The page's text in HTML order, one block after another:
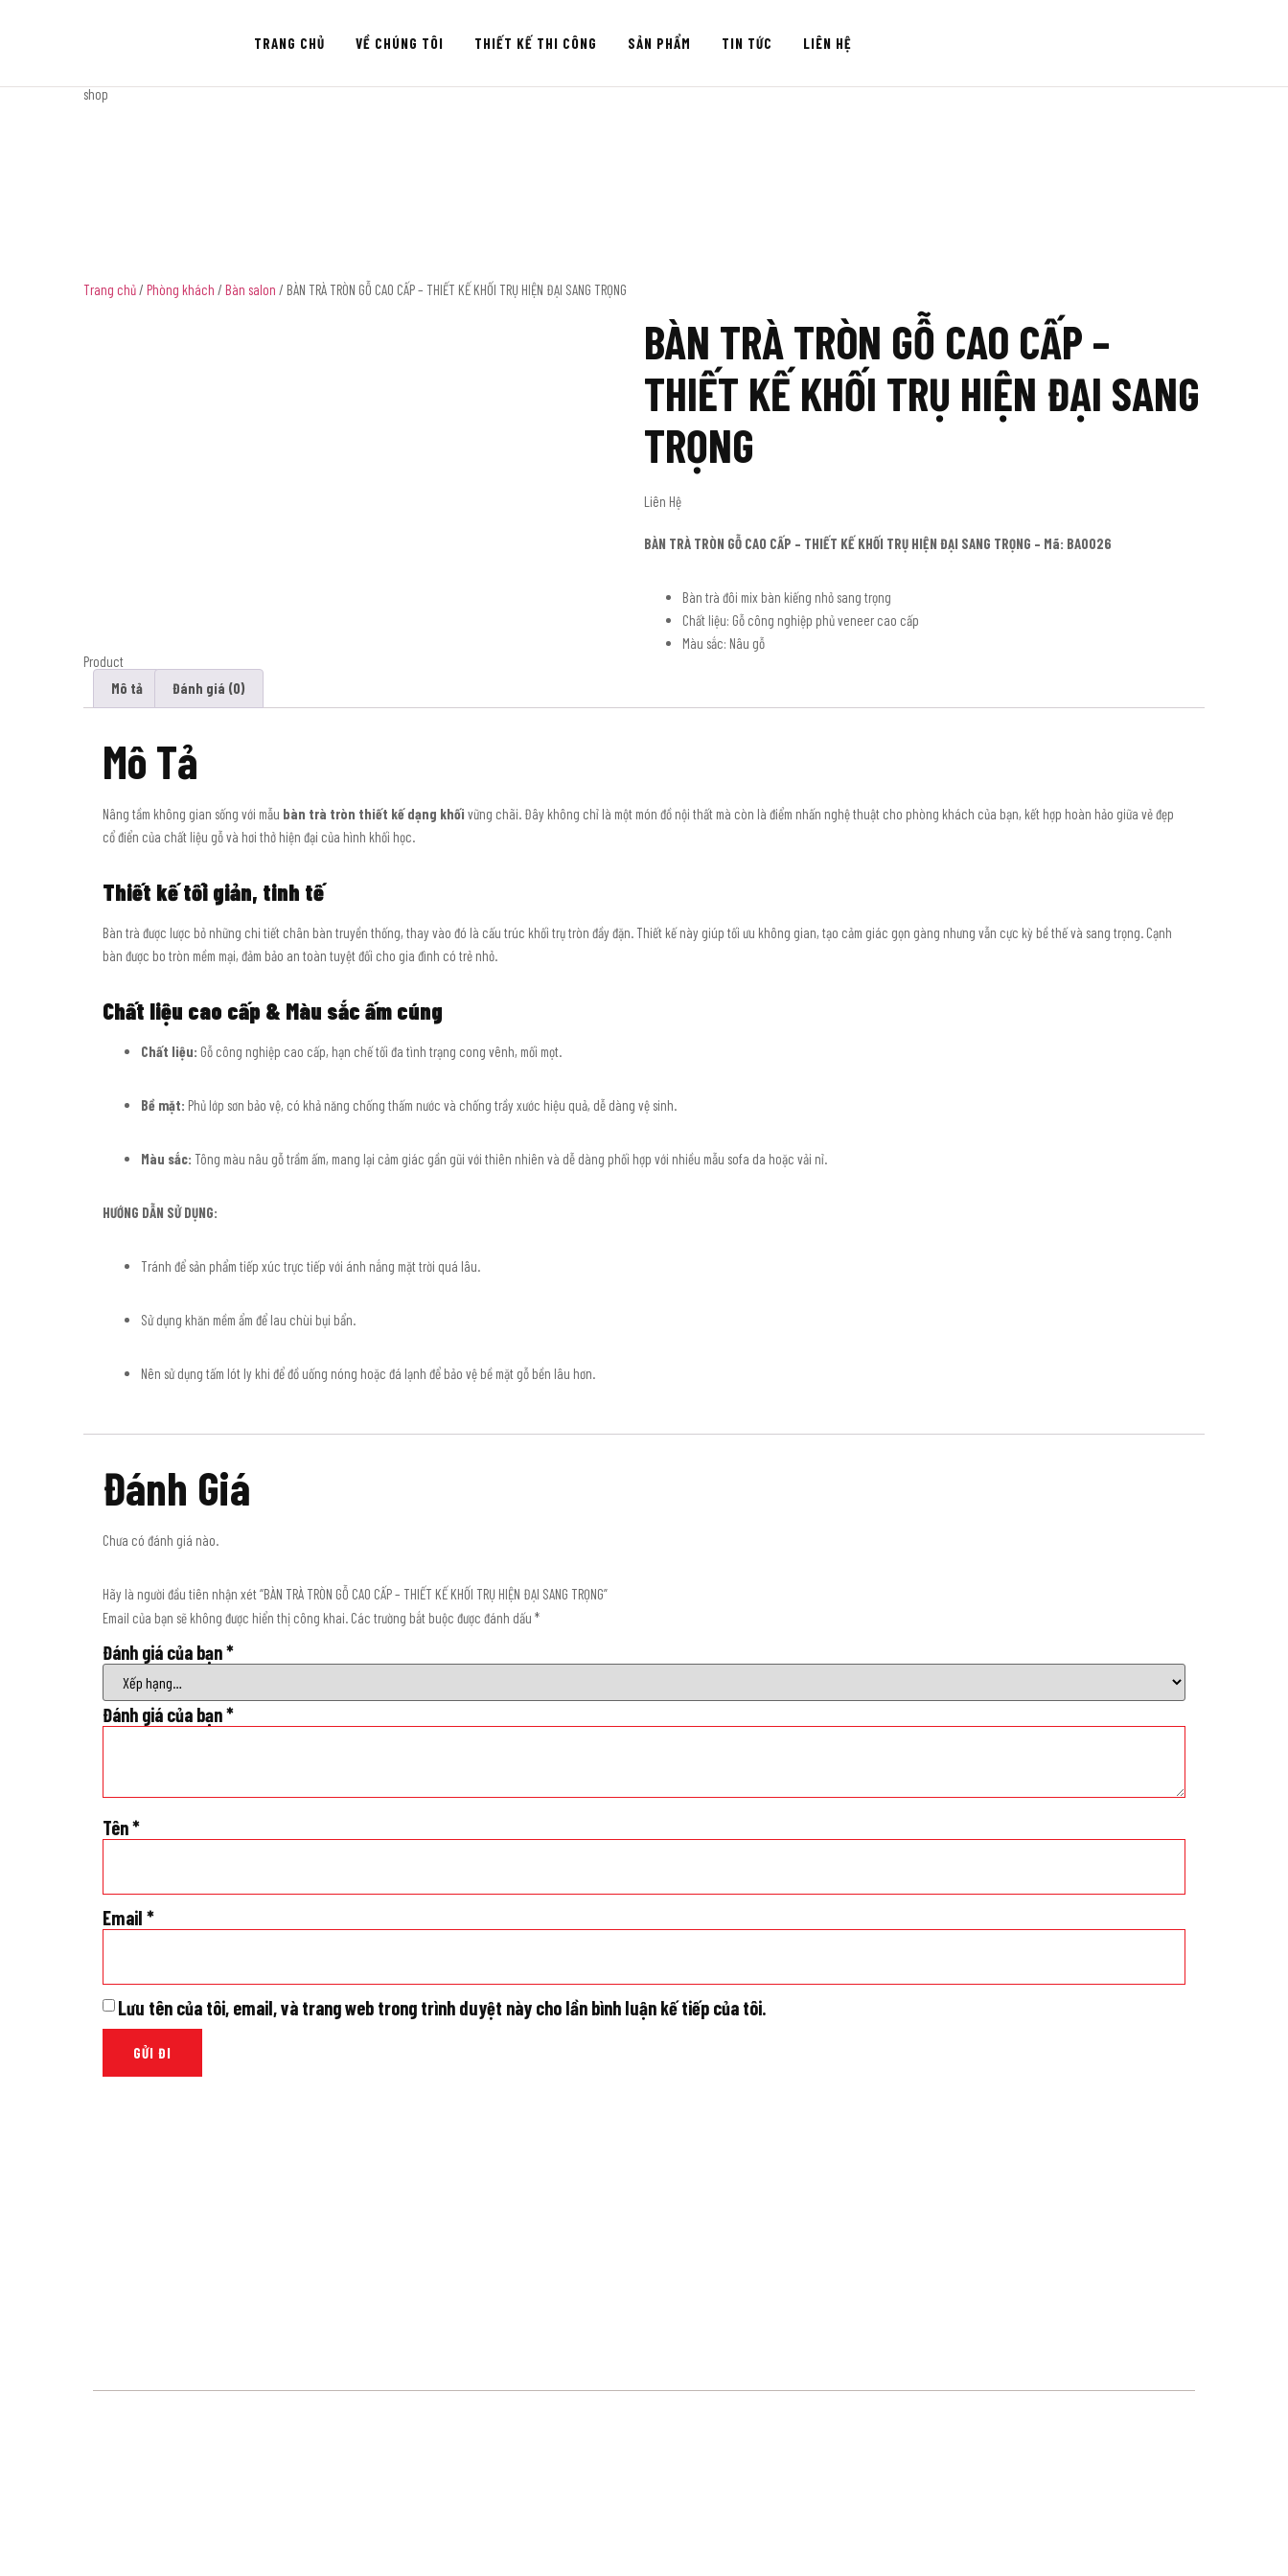
TRANG CHỦ VỀ CHÚNG TÔI THIẾT KẾ THI CÔNG SẢN PHẨM TIN TỨC LIÊN HỆ
shop
Trang chủ/ Phòng khách / Bàn salon / BÀN TRÀ TRÒN GỖ CAO CẤP – THIẾT KẾ KHỐI TRỤ HIỆN ĐẠI SANG TRỌNG
BÀN TRÀ TRÒN GỖ CAO CẤP –
THIẾT KẾ KHỐI TRỤ HIỆN ĐẠI SANG
TRỌNG
Liên Hệ
BÀN TRÀ TRÒN GỖ CAO CẤP – THIẾT KẾ KHỐI TRỤ HIỆN ĐẠI SANG TRỌNG – Mã: BA0026
Bàn trà đôi mix bàn kiếng nhỏ sang trọng
Chất liệu: Gỗ công nghiệp phủ veneer cao cấp
Màu sắc: Nâu gỗ
Product
Mô tả
Đánh giá (0)
Mô Tả
Nâng tầm không gian sống với mẫu bàn trà tròn thiết kế dạng khối vững chãi. Đây không chỉ là một món đồ nội thất mà còn là điểm nhấn nghệ thuật cho phòng khách của bạn, kết hợp hoàn hảo giữa vẻ đẹp
cổ điển của chất liệu gỗ và hơi thở hiện đại của hình khối học.
Thiết kế tối giản, tinh tế
Bàn trà được lược bỏ những chi tiết chân bàn truyền thống, thay vào đó là cấu trúc khối trụ tròn đầy đặn. Thiết kế này giúp tối ưu không gian, tạo cảm giác gọn gàng nhưng vẫn cực kỳ bề thế và sang trọng. Cạnh
bàn được bo tròn mềm mại, đảm bảo an toàn tuyệt đối cho gia đình có trẻ nhỏ.
Chất liệu cao cấp & Màu sắc ấm cúng
Chất liệu: Gỗ công nghiệp cao cấp, hạn chế tối đa tình trạng cong vênh, mối mọt.
Bề mặt: Phủ lớp sơn bảo vệ, có khả năng chống thấm nước và chống trầy xước hiệu quả, dễ dàng vệ sinh.
Màu sắc: Tông màu nâu gỗ trầm ấm, mang lại cảm giác gần gũi với thiên nhiên và dễ dàng phối hợp với nhiều mẫu sofa da hoặc vải nỉ.
HƯỚNG DẪN SỬ DỤNG:
Tránh để sản phẩm tiếp xúc trực tiếp với ánh nắng mặt trời quá lâu.
Sử dụng khăn mềm ẩm để lau chùi bụi bẩn.
Nên sử dụng tấm lót ly khi để đồ uống nóng hoặc đá lạnh để bảo vệ bề mặt gỗ bền lâu hơn.
Đánh Giá
Chưa có đánh giá nào.
Hãy là người đầu tiên nhận xét “BÀN TRÀ TRÒN GỖ CAO CẤP – THIẾT KẾ KHỐI TRỤ HIỆN ĐẠI SANG TRỌNG”
Email của bạn sẽ không được hiển thị công khai. Các trường bắt buộc được đánh dấu *
Đánh giá của bạn*
Đánh giá của bạn*
Tên*
Email *
Lưu tên của tôi, email, và trang web trong trình duyệt này cho lần bình luận kế tiếp của tôi.